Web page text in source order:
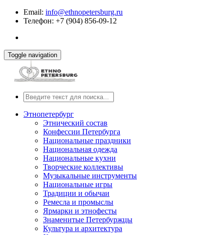
Email: info@ethnopetersburg.ru
Телефон: +7 (904) 856-09-12
Toggle navigation
Этнопетербург
Этнический состав
Конфессии Петербурга
Национальные праздники
Национальная одежда
Национальные кухни
Творческие коллективы
Музыкальные инструменты
Национальные игры
Традиции и обычаи
Ремесла и промыслы
Ярмарки и этнофесты
Знаменитые Петербуржцы
Культура и архитектура